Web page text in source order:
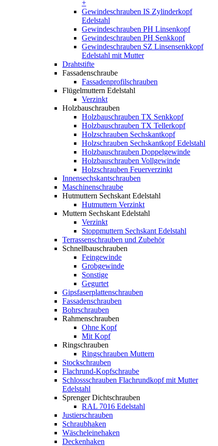
+
Gewindeschrauben IS Zylinderkopf
Edelstahl
Gewindeschrauben PH Linsenkopf
Gewindeschrauben PH Senkkopf
Gewindeschrauben SZ Linsensenkkopf
Edelstahl mit Mutter
Drahtstifte
Fassadenschraube
Fassadenprofilschrauben
Flügelmuttern Edelstahl
Verzinkt
Holzbauschrauben
Holzbauschrauben TX Senkkopf
Holzbauschrauben TX Tellerkopf
Holzschrauben Sechskantkopf
Holzschrauben Sechskantkopf Edelstahl
Holzbauschrauben Doppelgewinde
Holzbauschrauben Vollgewinde
Holzschrauben Feuerverzinkt
Innensechskantschrauben
Maschinenschraube
Hutmuttern Sechskant Edelstahl
Hutmuttern Verzinkt
Muttern Sechskant Edelstahl
Verzinkt
Stoppmuttern Sechskant Edelstahl
Terrassenschrauben und Zubehör
Schnellbauschrauben
Feingewinde
Grobgewinde
Sonstige
Gegurtet
Gipsfaserplattenschrauben
Fassadenschrauben
Bohrschrauben
Rahmenschrauben
Ohne Kopf
Mit Kopf
Ringschrauben
Ringschrauben Muttern
Stockschrauben
Flachrund-Kopfschraube
Schlossschrauben Flachrundkopf mit Mutter
Edelstahl
Sprenger Dichtschrauben
RAL 7016 Edelstahl
Justierschrauben
Schraubhaken
Wäscheleinehaken
Deckenhaken